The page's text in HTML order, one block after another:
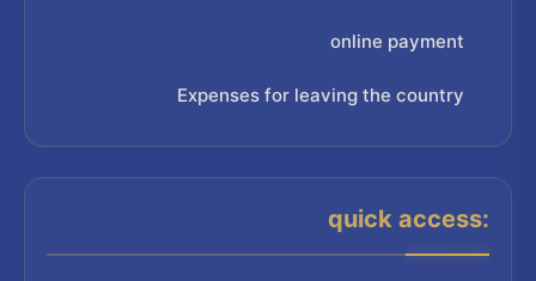
online payment
Expenses for leaving the country
quick access: